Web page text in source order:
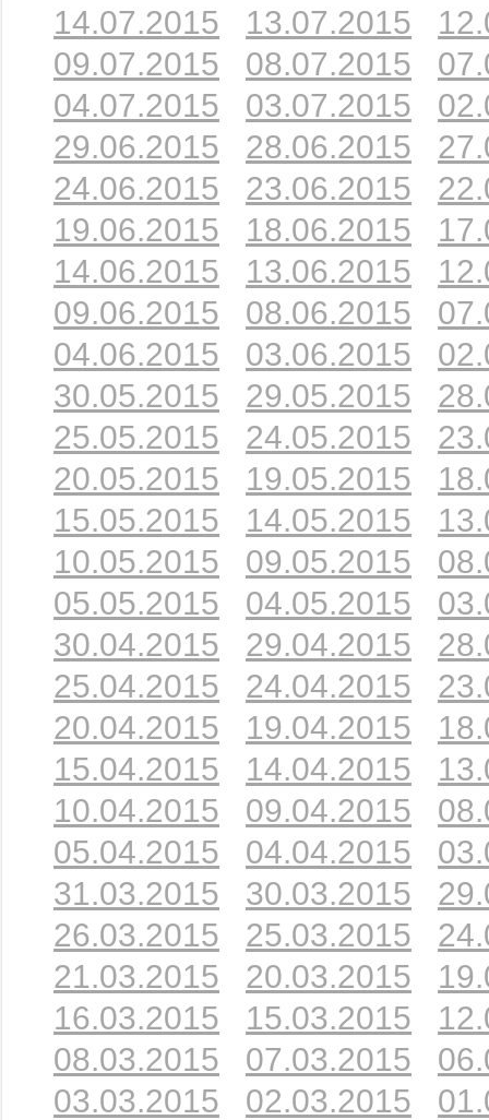
14.07.2015
13.07.2015
09.07.2015
08.07.2015
04.07.2015
03.07.2015
29.06.2015
28.06.2015
24.06.2015
23.06.2015
19.06.2015
18.06.2015
14.06.2015
13.06.2015
09.06.2015
08.06.2015
04.06.2015
03.06.2015
30.05.2015
29.05.2015
25.05.2015
24.05.2015
20.05.2015
19.05.2015
15.05.2015
14.05.2015
10.05.2015
09.05.2015
05.05.2015
04.05.2015
30.04.2015
29.04.2015
25.04.2015
24.04.2015
20.04.2015
19.04.2015
15.04.2015
14.04.2015
10.04.2015
09.04.2015
05.04.2015
04.04.2015
31.03.2015
30.03.2015
26.03.2015
25.03.2015
21.03.2015
20.03.2015
16.03.2015
15.03.2015
08.03.2015
07.03.2015
03.03.2015
02.03.2015